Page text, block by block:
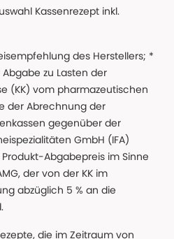
Kassenrezept inkl.
des Herstellers; *
zu Lasten der
(KK) vom pharmazeutischen
der Abrechnung der
gegenüber der
GmbH (IFA)
Abgabepreis im Sinne
der von der KK im
abzüglich 5 % an die
die im Zeitraum von